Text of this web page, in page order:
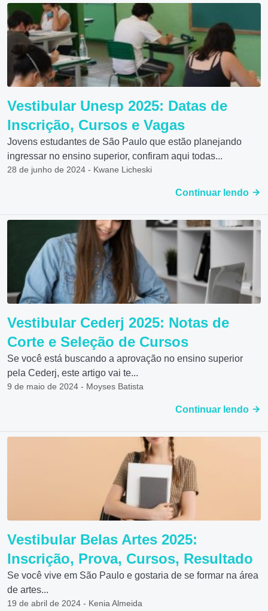
Vestibular Unesp 2025: Datas de
Inscrição, Cursos e Vagas
Jovens estudantes de São Paulo que estão planejando
ingressar no ensino superior, confiram aqui todas...
28 de junho de 2024 - Kwane Licheski
Continuar lendo
Vestibular Cederj 2025: Notas de
Corte e Seleção de Cursos
Se você está buscando a aprovação no ensino superior
pela Cederj, este artigo vai te...
9 de maio de 2024 - Moyses Batista
Continuar lendo
Vestibular Belas Artes 2025:
Inscrição, Prova, Cursos, Resultado
Se você vive em São Paulo e gostaria de se formar na área
de artes...
19 de abril de 2024 - Kenia Almeida